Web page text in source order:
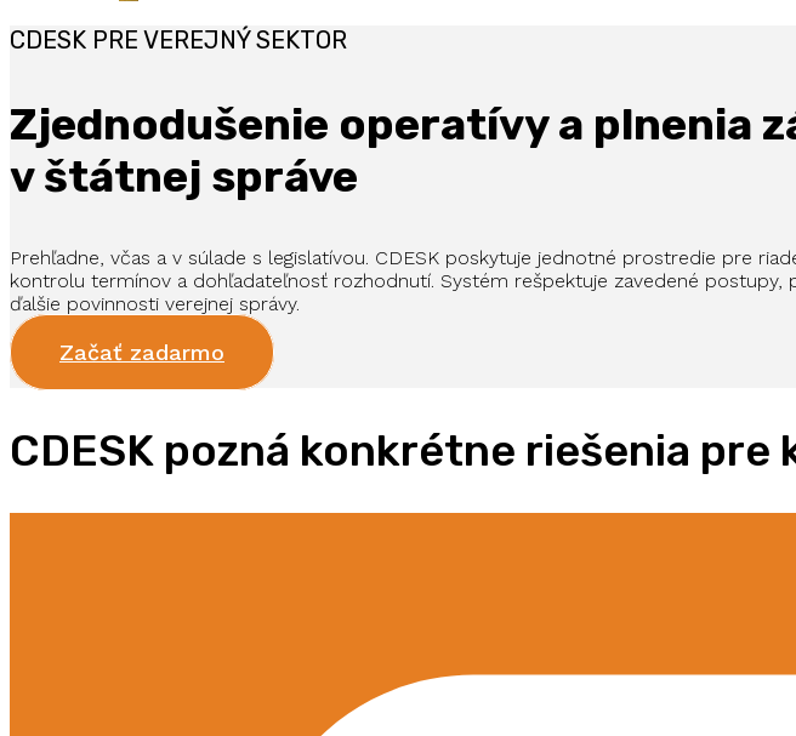
CDESK PRE VEREJNÝ SEKTOR
Zjednodušenie operatívy a plnenia
v štátnej správe
Prehľadne, včas a v súlade s legislatívou. CDESK poskytuje jednotné prostredie pre
kontrolu termínov a dohľadateľnosť rozhodnutí. Systém rešpektuje zavedené
ďalšie povinnosti verejnej správy.
Začať zadarmo
CDESK pozná konkrétne riešenia